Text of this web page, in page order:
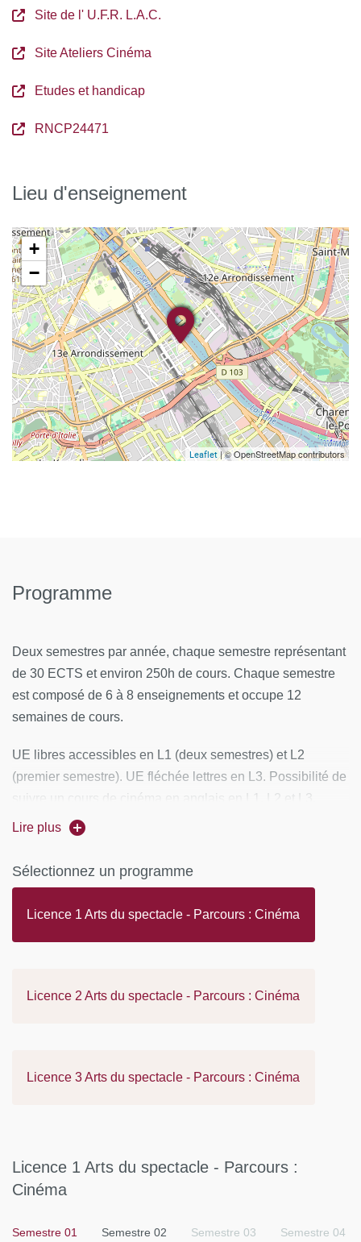
Site de l' U.F.R. L.A.C.
Site Ateliers Cinéma
Etudes et handicap
RNCP24471
Lieu d'enseignement
+
−
Leaflet | © OpenStreetMap contributors
Programme
Deux semestres par année, chaque semestre représentant
de 30 ECTS et environ 250h de cours. Chaque semestre
est composé de 6 à 8 enseignements et occupe 12
semaines de cours.
UE libres accessibles en L1 (deux semestres) et L2
(premier semestre). UE fléchée lettres en L3. Possibilité de
suivre un cours de cinéma en anglais en L1, L2 et L3.
Ateliers Cinéma
Cinéma et métiers de la culture.
Lire plus
Sélectionnez un programme
Licence 1 Arts du spectacle - Parcours : Cinéma
Licence 2 Arts du spectacle - Parcours : Cinéma
Licence 3 Arts du spectacle - Parcours : Cinéma
Licence 1 Arts du spectacle - Parcours :
Cinéma
Semestre 01 Semestre 02 Semestre 03 Semestre 04